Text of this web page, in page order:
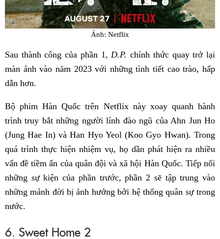
Ảnh: Netflix
Sau thành công của phần 1, D.P. chính thức quay trở lại
màn ảnh vào năm 2023 với những tình tiết cao trào, hấp
dẫn hơn.
Bộ phim Hàn Quốc trên Netflix này xoay quanh hành
trình truy bắt những người lính đào ngũ của Ahn Jun Ho
(Jung Hae In) và Han Hyo Yeol (Koo Gyo Hwan). Trong
quá trình thực hiện nhiệm vụ, họ dần phát hiện ra nhiều
vấn đề tiềm ẩn của quân đội và xã hội Hàn Quốc. Tiếp nối
những sự kiện của phần trước, phần 2 sẽ tập trung vào
những mảnh đời bị ảnh hưởng bởi hệ thống quân sự trong
nước.
6. Sweet Home 2